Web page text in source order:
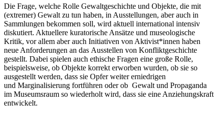
Die Frage, welche Rolle Gewaltgeschichte und Objekte, die mit
(extremer) Gewalt zu tun haben, in Ausstellungen, aber auch in
Sammlungen bekommen soll, wird aktuell international intensiv
diskutiert. Aktuellere kuratorische Ansätze und museologische
Kritik, vor allem aber auch Initiativen von Aktivist*innen haben
neue Anforderungen an das Ausstellen von Konfliktgeschichte
gestellt. Dabei spielen auch ethische Fragen eine große Rolle,
beispielsweise, ob Objekte korrekt erworben wurden, ob sie so
ausgestellt werden, dass sie Opfer weiter erniedrigen
und Marginalisierung fortführen oder ob Gewalt und Propaganda
im Museumsraum so wiederholt wird, dass sie eine Anziehungskraft
entwickelt.